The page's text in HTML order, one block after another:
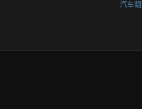
汽车